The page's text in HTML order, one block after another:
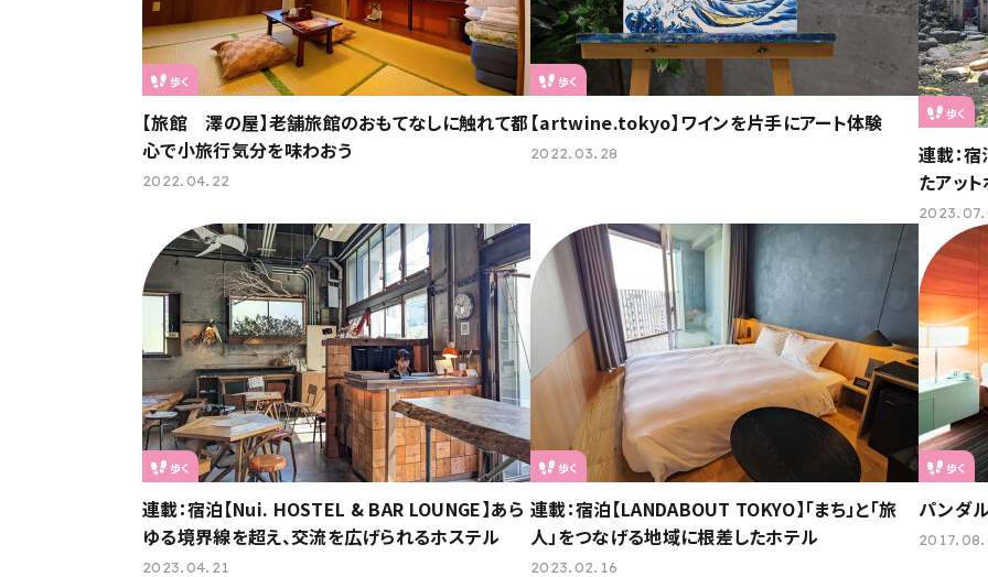
歩く
【旅館 澤の屋】老舗旅館のおもてなしに触れて都
心で小旅行気分を味わおう
2022.04.22
歩く
【artwine.tokyo】ワインを片手にアート体験
2022.03.28
歩く
連載：
たアッ
歩く
連載：宿泊【Nui. HOSTEL & BAR LOUNGE】あら
ゆる境界線を超え、交流を広げられるホステル
2023.04.21
歩く
連載：宿泊【LANDABOUT TOKYO】「まち」と「旅
人」をつなげる地域に根差したホテル
2023.02.16
歩く
パンダ